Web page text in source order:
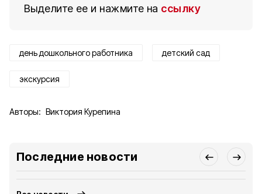
Выделите ее и нажмите на ссылку
день дошкольного работника детский сад
экскурсия
Авторы: Виктория Курепина
Последние новости